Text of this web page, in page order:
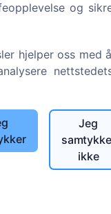
Personvernerklæring
for
Søk etter avdøde
Søk etter gravplasser
Tjenester
og
hjelper oss med
Jeg
ikke